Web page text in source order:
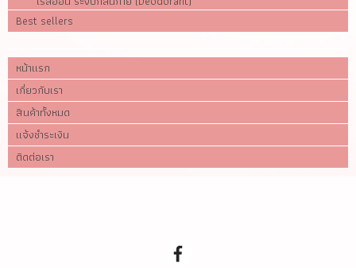
Best sellers
หน้าแรก
เกี่ยวกับเรา
สินค้าทั้งหมด
แจ้งชำระเงิน
ติดต่อเรา